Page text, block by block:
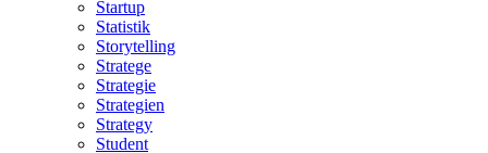
Startup
Statistik
Storytelling
Stratege
Strategie
Strategien
Strategy
Student